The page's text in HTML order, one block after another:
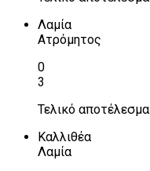
Λαμία
Ατρόμητος
0
3
Τελικό αποτέλεσμα
Καλλιθέα
Λαμία